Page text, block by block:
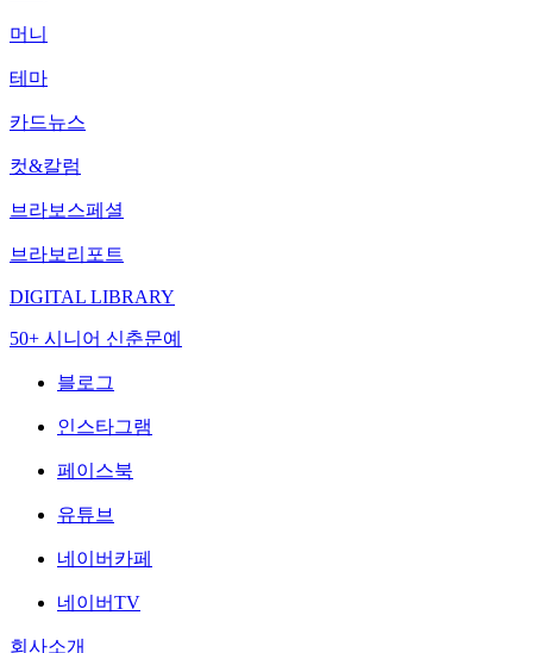
머니
테마
카드뉴스
컷&칼럼
브라보스페셜
브라보리포트
DIGITAL LIBRARY
50+ 시니어 신춘문예
블로그
인스타그램
페이스북
유튜브
네이버카페
네이버TV
회사소개